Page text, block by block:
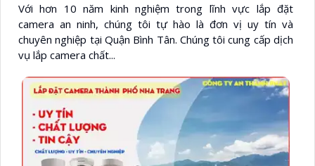
Với hơn 10 năm kinh nghiệm trong lĩnh vực lắp đặt
camera an ninh, chúng tôi tự hào là đơn vị uy tín và
chuyên nghiệp tại Quận Bình Tân. Chúng tôi cung cấp dịch
vụ lắp camera chất...